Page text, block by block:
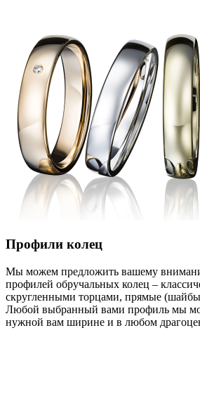
Профили колец
Мы можем предложить вашему
профилей обручальных колец –
скругленными торцами, прямые
Любой выбранный вами профиль мы
нужной вам ширине и в любом